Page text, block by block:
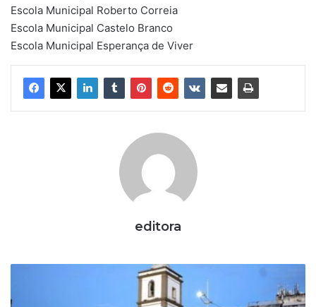
Escola Municipal Roberto Correia
Escola Municipal Castelo Branco
Escola Municipal Esperança de Viver
editora
e